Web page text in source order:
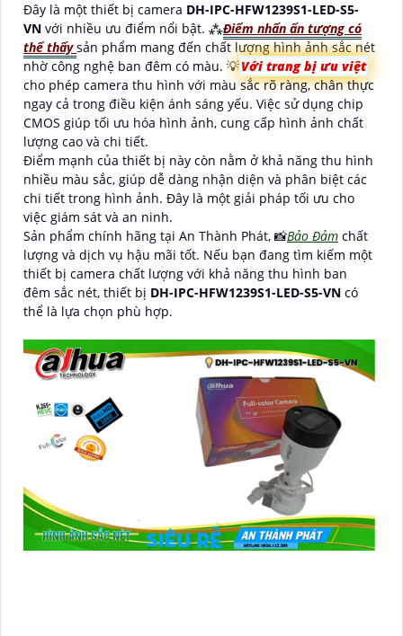
Đây là một thiết bị camera DH-IPC-HFW1239S1-LED-S5-
VN với nhiều ưu điểm nổi bật. ⁂Điểm nhấn ấn tượng có
thể thấysản phẩm mang đến chất lượng hình ảnh sắc nét
nhờ công nghệ ban đêm có màu. 💡Với trang bị ưu việt
cho phép camera thu hình với màu sắc rõ ràng, chân thực
ngay cả trong điều kiện ánh sáng yếu. Việc sử dụng chip
CMOS giúp tối ưu hóa hình ảnh, cung cấp hình ảnh chất
lượng cao và chi tiết.
Điểm mạnh của thiết bị này còn nằm ở khả năng thu hình
nhiều màu sắc, giúp dễ dàng nhận diện và phân biệt các
chi tiết trong hình ảnh. Đây là một giải pháp tối ưu cho
việc giám sát và an ninh.
Sản phẩm chính hãng tại An Thành Phát, 📸Bảo Đảm chất
lượng và dịch vụ hậu mãi tốt. Nếu bạn đang tìm kiếm một
thiết bị camera chất lượng với khả năng thu hình ban
đêm sắc nét, thiết bị DH-IPC-HFW1239S1-LED-S5-VN có
thể là lựa chọn phù hợp.